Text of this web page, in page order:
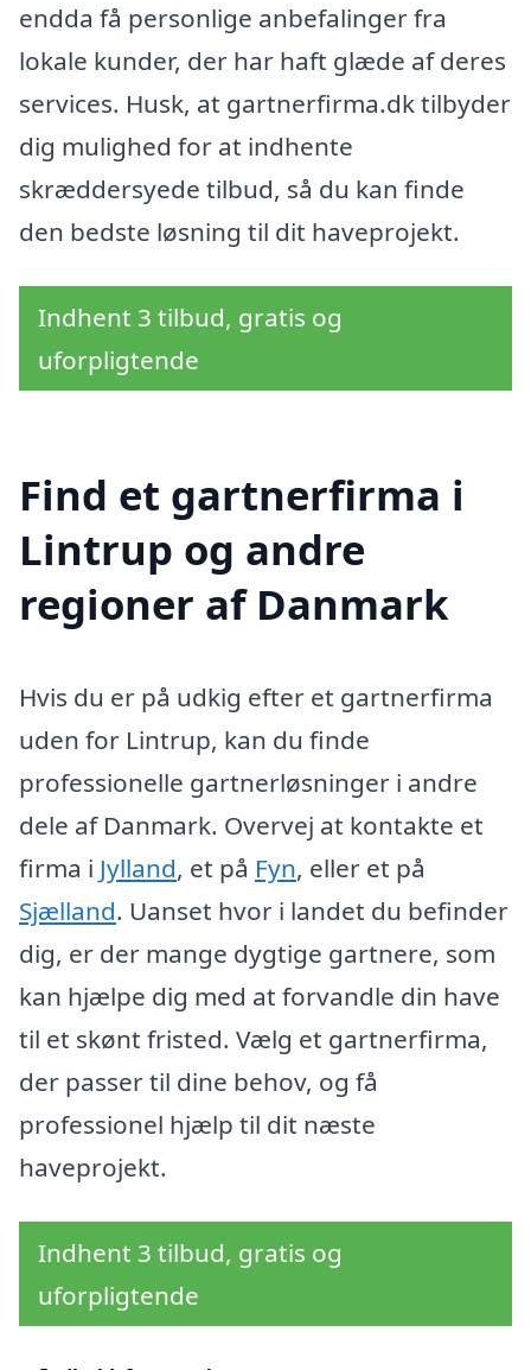
endda få personlige anbefalinger fra
lokale kunder, der har haft glæde af deres
services. Husk, at gartnerfirma.dk tilbyder
dig mulighed for at indhente
skræddersyede tilbud, så du kan finde
den bedste løsning til dit haveprojekt.
Indhent 3 tilbud, gratis og
uforpligtende
Find et gartnerfirma i
Lintrup og andre
regioner af Danmark
Hvis du er på udkig efter et gartnerfirma
uden for Lintrup, kan du finde
professionelle gartnerløsninger i andre
dele af Danmark. Overvej at kontakte et
firma i Jylland, et på Fyn, eller et på
Sjælland. Uanset hvor i landet du befinder
dig, er der mange dygtige gartnere, som
kan hjælpe dig med at forvandle din have
til et skønt fristed. Vælg et gartnerfirma,
der passer til dine behov, og få
professionel hjælp til dit næste
haveprojekt.
Indhent 3 tilbud, gratis og
uforpligtende